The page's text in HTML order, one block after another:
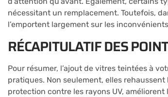
nécessitant un remplacement. Toutefois,
l’emportent largement sur les
RÉCAPITULATIF DES
Pour résumer, l’ajout de vitres teintées à
pratiques. Non seulement, elles
protection contre les rayons UV,